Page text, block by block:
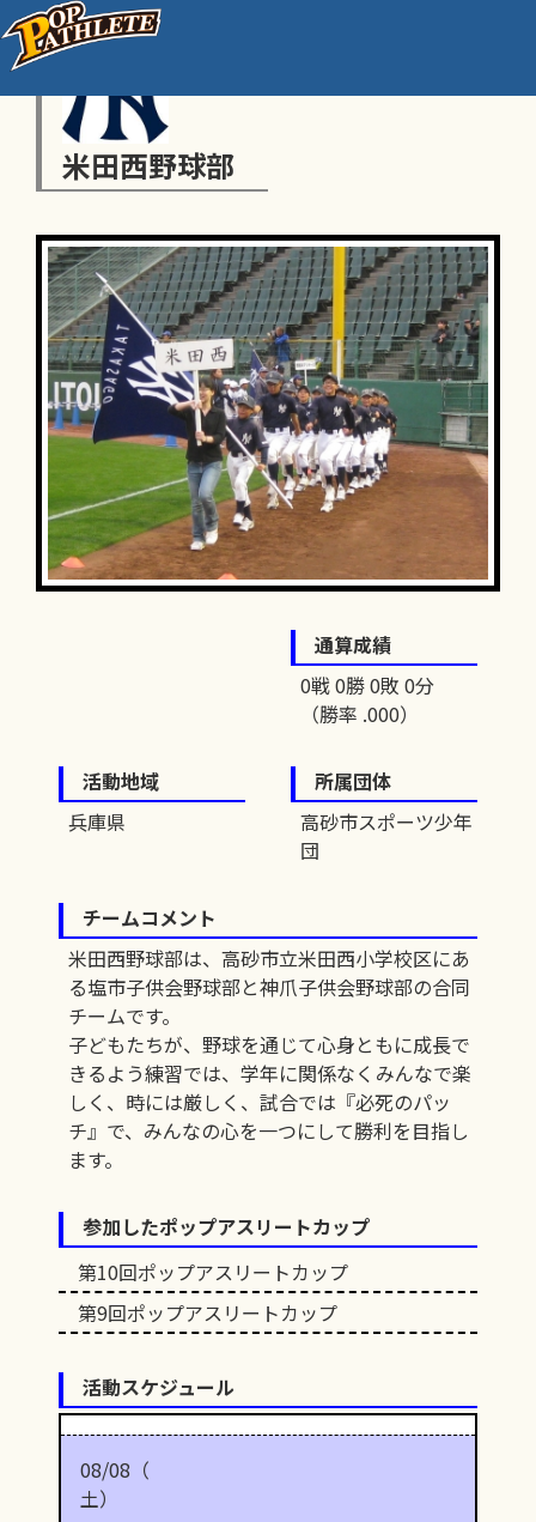
米田西野球部
通算成績
0戦 0勝 0敗 0分
（勝率 .000）
活動地域
兵庫県
所属団体
高砂市スポーツ少年
団
チームコメント
米田西野球部は、高砂市立米田西小学校区にあ
る塩市子供会野球部と神爪子供会野球部の合同
チームです。
子どもたちが、野球を通じて心身ともに成長で
きるよう練習では、学年に関係なくみんなで楽
しく、時には厳しく、試合では『必死のパッ
チ』で、みんなの心を一つにして勝利を目指し
ます。
参加したポップアスリートカップ
第10回ポップアスリートカップ
第9回ポップアスリートカップ
活動スケジュール
08/08（
土）